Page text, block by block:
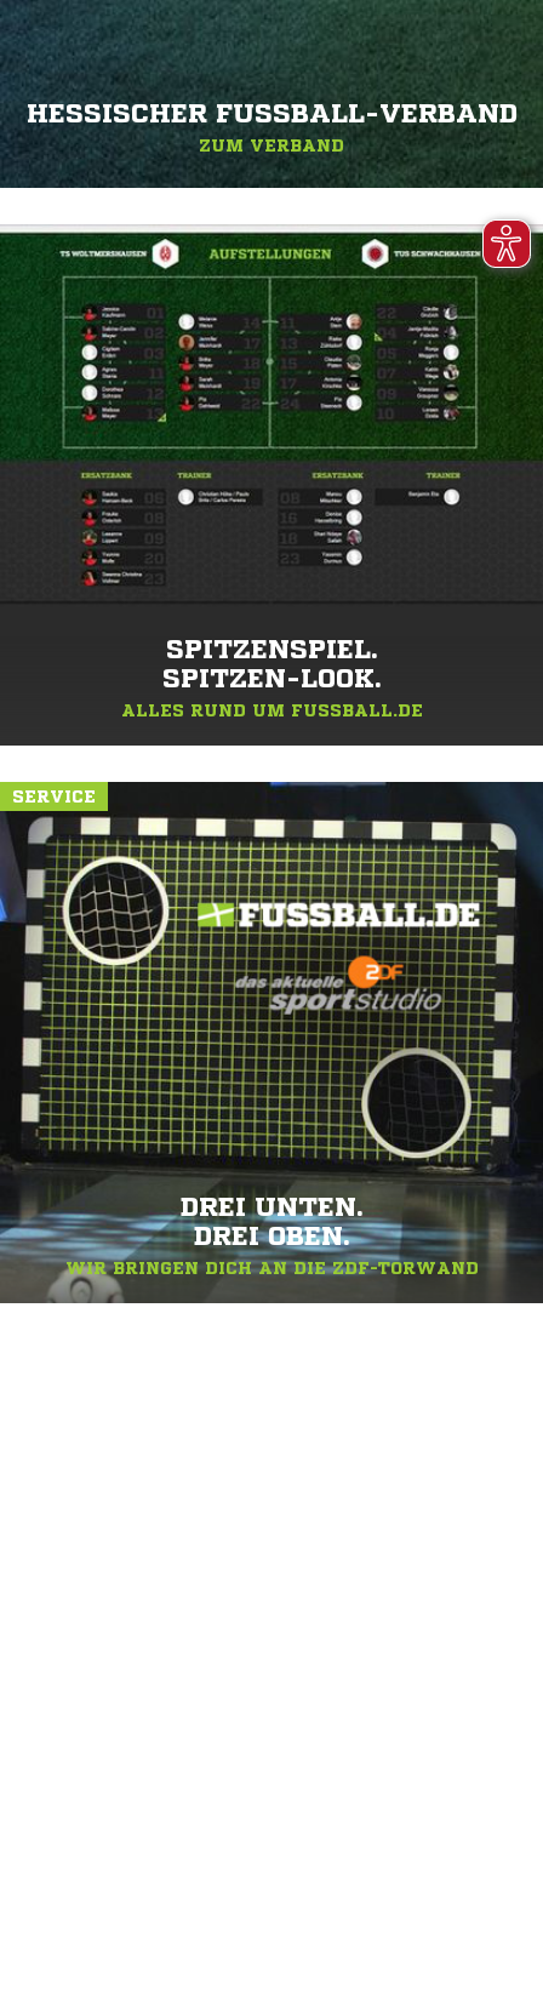
HESSISCHER FUSSBALL-VERBAND
ZUM VERBAND
SPITZENSPIEL.
SPITZEN-LOOK.
ALLES RUND UM FUSSBALL.DE
SERVICE
DREI UNTEN.
DREI OBEN.
WIR BRINGEN DICH AN DIE ZDF-TORWAND